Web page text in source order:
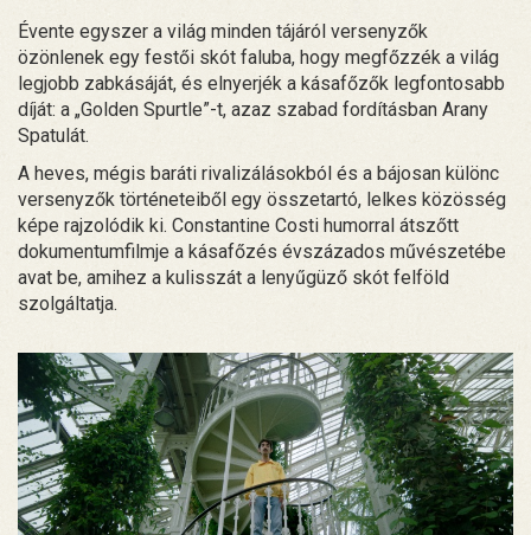
Évente egyszer a világ minden tájáról versenyzők
özönlenek egy festői skót faluba, hogy megfőzzék a világ
legjobb zabkásáját, és elnyerjék a kásafőzők legfontosabb
díját: a „Golden Spurtle”-t, azaz szabad fordításban Arany
Spatulát.
A heves, mégis baráti rivalizálásokból és a bájosan különc
versenyzők történeteiből egy összetartó, lelkes közösség
képe rajzolódik ki. Constantine Costi humorral átszőtt
dokumentumfilmje a kásafőzés évszázados művészetébe
avat be, amihez a kulisszát a lenyűgüző skót felföld
szolgáltatja.